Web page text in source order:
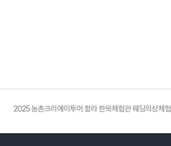
2025 농촌크리에이투어 함라 한옥체험관 웨딩의상체험